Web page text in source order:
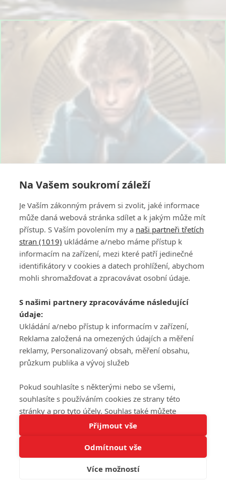
Tato stránka používá soubory cookies.
Rozumím
Na Vašem soukromí záleží
Je Vaším zákonným právem si zvolit, jaké informace
může daná webová stránka sdílet a k jakým může mít
přístup. S Vaším povolením my a naši partneři třetích
stran (1019) ukládáme a/nebo máme přístup k
informacím na zařízení, mezi které patří jedinečné
identifikátory v cookies a datech prohlížení, abychom
mohli shromažďovat a zpracovávat osobní údaje.
S našimi partnery zpracováváme následující
údaje:
Ukládání a/nebo přístup k informacím v zařízení,
Reklama založená na omezených údajích a měření
reklamy, Personalizovaný obsah, měření obsahu,
průzkum publika a vývoj služeb
Pokud souhlasíte s některými nebo se všemi,
souhlasíte s používáním cookies ze strany této
stránky a pro tyto účely. Souhlas také můžete
odmítnout, ale v takovém případě vám na stránce
nebudou k dispozici některé personalizované funkce.
Vaše volby souhlasu se budou vztahovat pouze na
tuto webovou stránku. Vaše nastavení a odvolání
souhlasu můžete kdykoli změnit na stránce s
Přijmout vše
Odmítnout vše
Více možností